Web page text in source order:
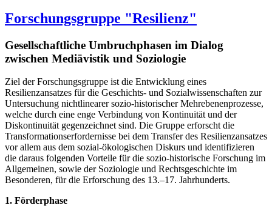
Forschungsgruppe "Resilienz"
Gesellschaftliche Umbruchphasen im Dialog
zwischen Mediävistik und Soziologie
Ziel der Forschungsgruppe ist die Entwicklung eines
Resilienzansatzes für die Geschichts- und Sozialwissenschaften zur
Untersuchung nichtlinearer sozio-historischer Mehrebenenprozesse,
welche durch eine enge Verbindung von Kontinuität und der
Diskontinuität gegenzeichnet sind. Die Gruppe erforscht die
Transformationserfordernisse bei dem Transfer des Resilienzansatzes
vor allem aus dem sozial-ökologischen Diskurs und identifizieren
die daraus folgenden Vorteile für die sozio-historische Forschung im
Allgemeinen, sowie der Soziologie und Rechtsgeschichte im
Besonderen, für die Erforschung des 13.–17. Jahrhunderts.
1. Förderphase